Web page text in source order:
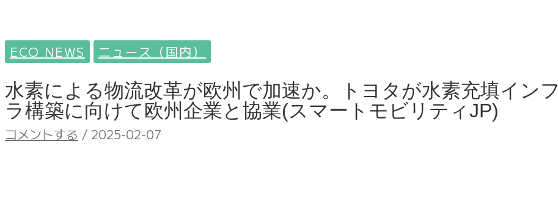
ECO NEWS ニュース（国内）
水素による物流改革が欧州で加速か。トヨタが水素充填インフ
ラ構築に向けて欧州企業と協業(スマートモビリティJP)
コメントする / 2025-02-07